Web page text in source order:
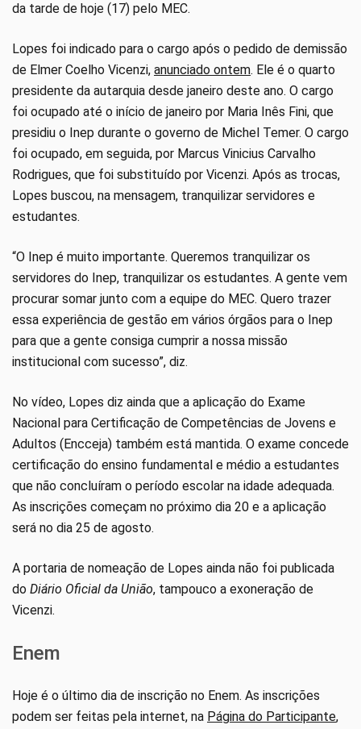
da tarde de hoje (17) pelo MEC.
Lopes foi indicado para o cargo após o pedido de demissão
de Elmer Coelho Vicenzi, anunciado ontem. Ele é o quarto
presidente da autarquia desde janeiro deste ano. O cargo
foi ocupado até o início de janeiro por Maria Inês Fini, que
presidiu o Inep durante o governo de Michel Temer. O cargo
foi ocupado, em seguida, por Marcus Vinicius Carvalho
Rodrigues, que foi substituído por Vicenzi. Após as trocas,
Lopes buscou, na mensagem, tranquilizar servidores e
estudantes.
“O Inep é muito importante. Queremos tranquilizar os
servidores do Inep, tranquilizar os estudantes. A gente vem
procurar somar junto com a equipe do MEC. Quero trazer
essa experiência de gestão em vários órgãos para o Inep
para que a gente consiga cumprir a nossa missão
institucional com sucesso”, diz.
No vídeo, Lopes diz ainda que a aplicação do Exame
Nacional para Certificação de Competências de Jovens e
Adultos (Encceja) também está mantida. O exame concede
certificação do ensino fundamental e médio a estudantes
que não concluíram o período escolar na idade adequada.
As inscrições começam no próximo dia 20 e a aplicação
será no dia 25 de agosto.
A portaria de nomeação de Lopes ainda não foi publicada
do Diário Oficial da União, tampouco a exoneração de
Vicenzi.
Enem
Hoje é o último dia de inscrição no Enem. As inscrições
podem ser feitas pela internet, na Página do Participante,